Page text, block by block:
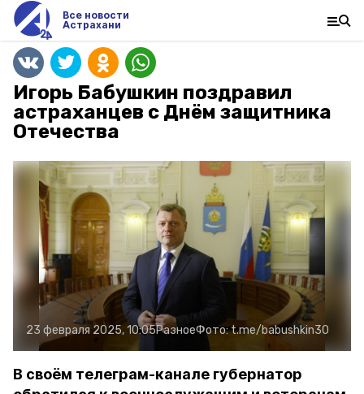
Все новости
Астрахани
Игорь Бабушкин поздравил
астраханцев с Днём защитника
Отечества
23 февраля 2025, 10:05РазноеФото:t.me/babushkin30
В своём телеграм-канале губернатор